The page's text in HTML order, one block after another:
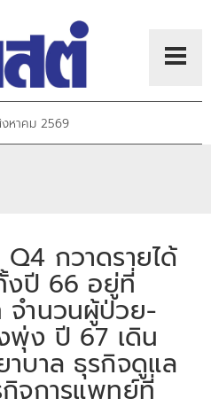
หาคม 2569
กวาดรายได้
งปี 66 อยู่ที่
จำนวนผู้ป่วย-
พุ่ง ปี 67 เดิน
าบาล ธุรกิจดูแล
จการแพทย์ที่